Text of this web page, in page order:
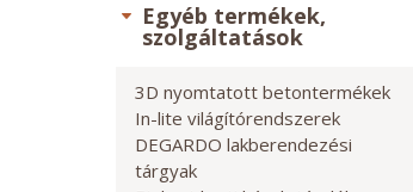
Egyéb termékek,
szolgáltatások
3D nyomtatott betontermékek
In-lite világítórendszerek
DEGARDO lakberendezési
tárgyak